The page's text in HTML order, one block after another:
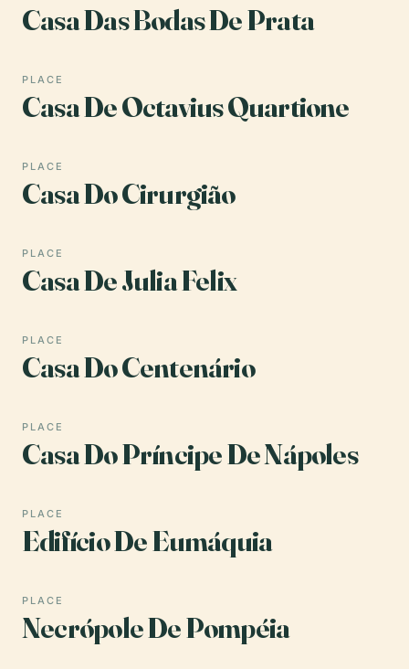
Casa Das Bodas De Prata
PLACE
Casa De Octavius Quartione
PLACE
Casa Do Cirurgião
PLACE
Casa De Julia Felix
PLACE
Casa Do Centenário
PLACE
Casa Do Príncipe De Nápoles
PLACE
Edifício De Eumáquia
PLACE
Necrópole De Pompéia